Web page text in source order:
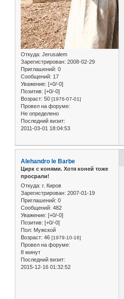
Откуда: Jerusalem
Зарегистрирован: 2008-02-29
Приглашений: 0
Сообщений: 17
Уважение: [+0/-0]
Позитив: [+0/-0]
Возраст: 50 [1976-07-01]
Провел на форуме:
Не определено
Последний визит:
2011-03-01 18:04:53
Alehandro le Barbe
Цирк с конями. Хотя коней тоже
просрали!
Откуда: г. Киров
Зарегистрирован: 2007-01-19
Приглашений: 0
Сообщений: 482
Уважение: [+0/-0]
Позитив: [+0/-0]
Пол: Мужской
Возраст: 46 [1979-10-16]
Провел на форуме:
8 минут
Последний визит:
2015-12-16 01:32:52